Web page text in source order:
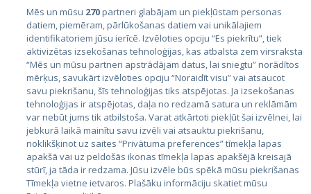
Valstis
Igaunija
Latvija
Lietuva
Mēs un mūsu 270partneri glabājam un piekļūstam personas
datiem, piemēram, pārlūkošanas datiem vai unikālajiem
identifikatoriem jūsu ierīcē. Izvēloties opciju “Es piekrītu”, tiek
aktivizētas izsekošanas tehnoloģijas, kas atbalsta zem virsraksta
“Mēs un mūsu partneri apstrādājam datus, lai sniegtu” norādītos
mērķus, savukārt izvēloties opciju “Noraidīt visu” vai atsaucot
savu piekrišanu, šīs tehnoloģijas tiks atspējotas. Ja izsekošanas
tehnoloģijas ir atspējotas, daļa no redzamā satura un reklāmām
var nebūt jums tik atbilstoša. Varat atkārtoti piekļūt šai izvēlnei, lai
jebkurā laikā mainītu savu izvēli vai atsauktu piekrišanu,
noklikšķinot uz saites “Privātuma preferences” tīmekļa lapas
apakšā vai uz peldošās ikonas tīmekļa lapas apakšējā kreisajā
stūrī, ja tāda ir redzama. Jūsu izvēle būs spēkā mūsu piekrišanas
Tīmekļa vietne ietvaros. Plašāku informāciju skatiet mūsu